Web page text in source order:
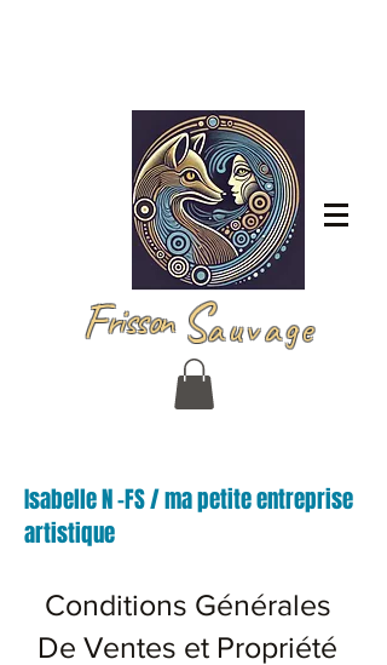
Frisson auvage
Iniciar sesión
S
Isabelle N -FS / ma petite entreprise
artistique
Conditions Générales
De Ventes et Propriété